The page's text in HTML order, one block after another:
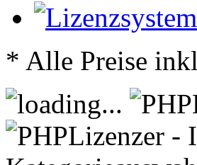
* Alle Preise